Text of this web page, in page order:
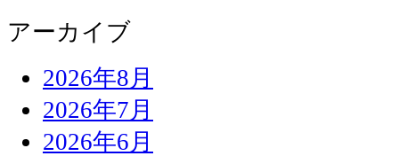
アーカイブ
2026年8月
2026年7月
2026年6月